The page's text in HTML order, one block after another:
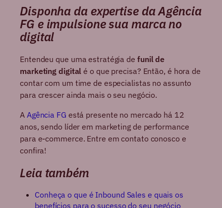
Disponha da expertise da Agência
FG e impulsione sua marca no
digital
Entendeu que uma estratégia de funil de
marketing digital é o que precisa? Então, é hora de
contar com um time de especialistas no assunto
para crescer ainda mais o seu negócio.
A Agência FG está presente no mercado há 12
anos, sendo líder em marketing de performance
para e-commerce. Entre em contato conosco e
confira!
Leia também
Conheça o que é Inbound Sales e quais os
benefícios para o sucesso do seu negócio